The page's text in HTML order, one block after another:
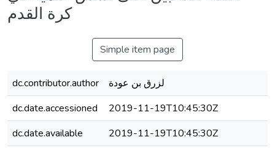
كرة القدم
Simple item page
dc.contributor.author
لزرق بن عودة
dc.date.accessioned
2019-11-19T10:45:30Z
dc.date.available
2019-11-19T10:45:30Z